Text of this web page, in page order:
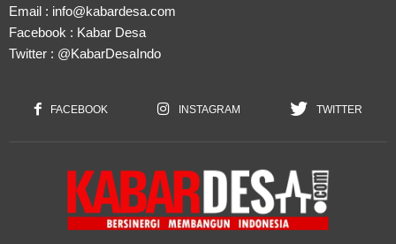
Email : info@kabardesa.com
Facebook : Kabar Desa
Twitter : @KabarDesaIndo
FACEBOOK INSTAGRAM TWITTER